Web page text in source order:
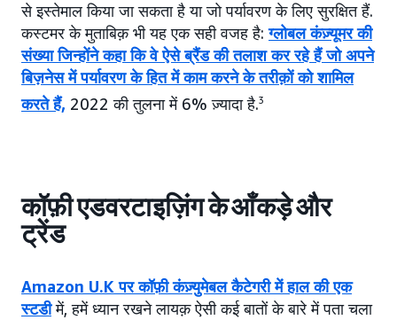
से इस्तेमाल किया जा सकता है या जो पर्यावरण के लिए सुरक्षित हैं.
कस्टमर के मुताबिक़ भी यह एक सही वजह है:ग्लोबल कंज़्यूमर की
संख्या जिन्होंने कहा कि वे ऐसे ब्रैंड की तलाश कर रहे हैं जो अपने
बिज़नेस में पर्यावरण के हित में काम करने के तरीक़ों को शामिल
करते हैं, 2022 की तुलना में 6% ज़्यादा है.3
कॉफ़ी एडवरटाइज़िंग के आँकड़े और
ट्रेंड
Amazon U.K पर कॉफ़ी कंज़्युमेबल कैटेगरी में हाल की एक
स्टडीमें, हमें ध्यान रखने लायक़ ऐसी कई बातों के बारे में पता चला